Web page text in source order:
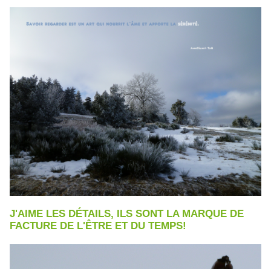
J'AIME LES DÉTAILS, ILS SONT LA MARQUE DE
FACTURE DE L'ÊTRE ET DU TEMPS!